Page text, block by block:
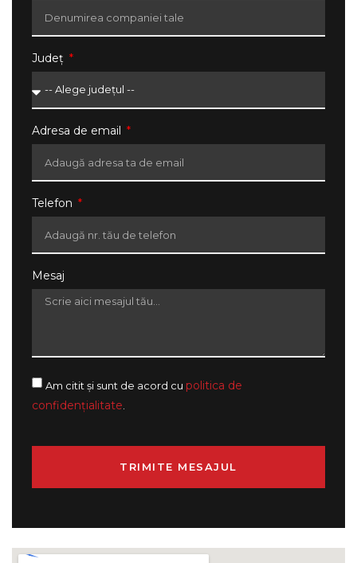
Județ
Adresa de email
Telefon
Mesaj
Am citit și sunt de acord cu politica de
confidențialitate
TRIMITE MESAJUL